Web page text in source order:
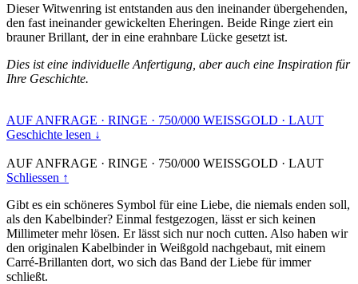
Dieser Witwenring ist entstanden aus den ineinander übergehenden,
den fast ineinander gewickelten Eheringen. Beide Ringe ziert ein
brauner Brillant, der in eine erahnbare Lücke gesetzt ist.
Dies ist eine individuelle Anfertigung, aber auch eine Inspiration für
Ihre Geschichte.
AUF ANFRAGE · RINGE · 750/000 WEISSGOLD · LAUT
Geschichte lesen ↓
AUF ANFRAGE · RINGE · 750/000 WEISSGOLD · LAUT
Schliessen ↑
Gibt es ein schöneres Symbol für eine Liebe, die niemals enden soll,
als den Kabelbinder? Einmal festgezogen, lässt er sich keinen
Millimeter mehr lösen. Er lässt sich nur noch cutten. Also haben wir
den originalen Kabelbinder in Weißgold nachgebaut, mit einem
Carré-Brillanten dort, wo sich das Band der Liebe für immer
schließt.